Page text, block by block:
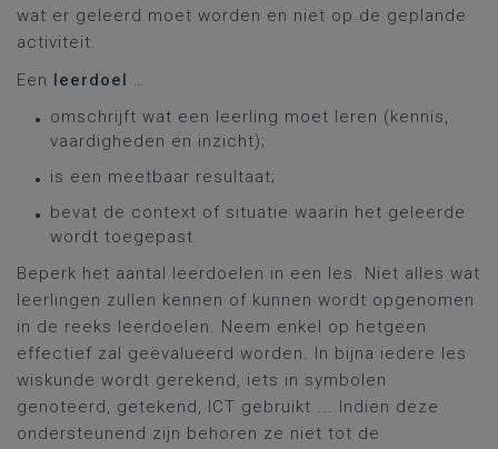
wat er geleerd moet worden en niet op de geplande
activiteit.
Een leerdoel …
omschrijft wat een leerling moet leren (kennis,
vaardigheden en inzicht);
is een meetbaar resultaat;
bevat de context of situatie waarin het geleerde
wordt toegepast.
Beperk het aantal leerdoelen in een les. Niet alles wat
leerlingen zullen kennen of kunnen wordt opgenomen
in de reeks leerdoelen. Neem enkel op hetgeen
effectief zal geëvalueerd worden. In bijna iedere les
wiskunde wordt gerekend, iets in symbolen
genoteerd, getekend, ICT gebruikt ... Indien deze
ondersteunend zijn behoren ze niet tot de